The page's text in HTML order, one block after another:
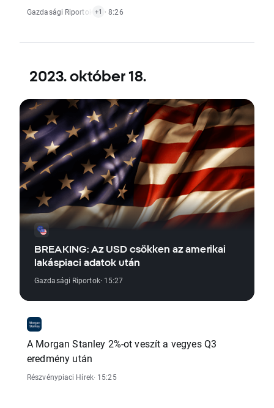
Gazdasági Riportok ,Tőzsdeindex Hírek
+1 · 8:26
2023. október 18.
BREAKING: Az USD csökken az amerikai
lakáspiaci adatok után
Gazdasági Riportok· 15:27
A Morgan Stanley 2%-ot veszít a vegyes Q3
eredmény után
Részvénypiaci Hírek· 15:25